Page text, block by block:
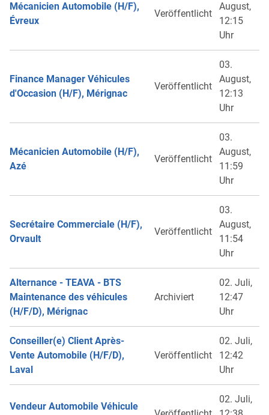
Mécanicien Automobile (H/F),
Évreux
Veröffentlicht
August,
12:15
Uhr
Finance Manager Véhicules
d'Occasion (H/F), Mérignac
Veröffentlicht
03.
August,
12:13
Uhr
Mécanicien Automobile (H/F),
Azé
Veröffentlicht
03.
August,
11:59
Uhr
Secrétaire Commerciale (H/F),
Orvault
Veröffentlicht
03.
August,
11:54
Uhr
Alternance - TEAVA - BTS
Maintenance des véhicules
(H/F/D), Mérignac
Archiviert
02. Juli,
12:47
Uhr
Conseiller(e) Client Après-
Vente Automobile (H/F/D),
Laval
Veröffentlicht
02. Juli,
12:42
Uhr
Vendeur Automobile Véhicule
02. Juli,